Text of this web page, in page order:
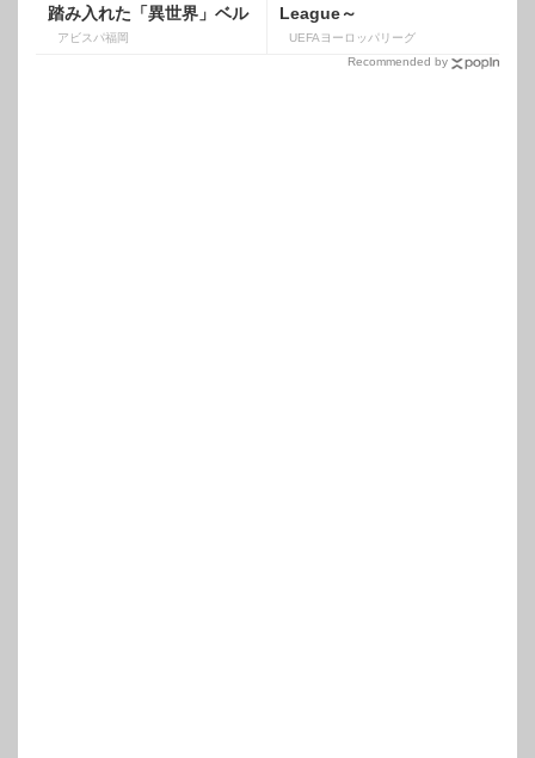
踏み入れた「異世界」ベル
ギーでの躍進
アビスパ福岡
League～
UEFAヨーロッパリーグ
Recommended by